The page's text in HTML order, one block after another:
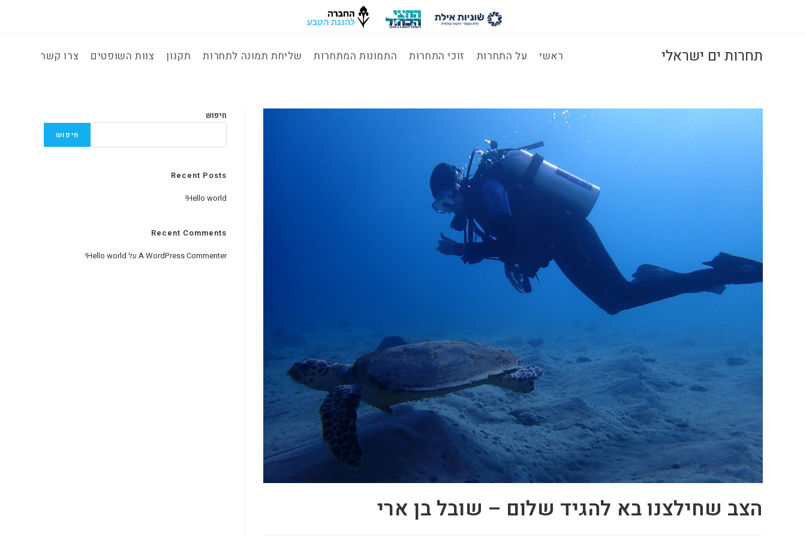
תחרות ים ישראלי ראשי על התחרות זוכי התחרות התמונות המתחרות שליחת תמונה לתחרות תקנון צוות השופטים צרו קשר
הצב שחילצנו בא להגיד שלום – שובל בן ארי
חיפוש
חיפוש
Recent Posts
Hello world!
Recent Comments
A WordPress Commenter על Hello world!